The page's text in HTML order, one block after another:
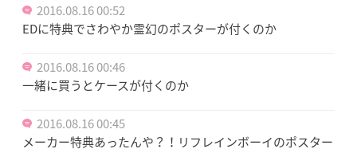
2016.08.16 00:52
EDに特典でさわやか霊幻のポスターが付くのか
2016.08.16 00:46
一緒に買うとケースが付くのか
2016.08.16 00:45
メーカー特典あったんや？！リフレインボーイのポスター